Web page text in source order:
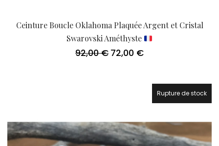
Ceinture Boucle Oklahoma Plaquée Argent et Cristal
Swarovski Améthyste
92,00€ Le
72,00 €Le
est :
72,00 €.
Rupture de stock